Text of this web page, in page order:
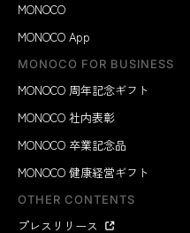
MONOCO
MONOCO App
MONOCO FOR BUSINESS
MONOCO 周年記念ギフト
MONOCO 社内表彰
MONOCO 卒業記念品
MONOCO 健康経営ギフト
OTHER CONTENTS
プレスリリース